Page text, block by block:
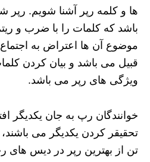
ها و کلمه رپر آشنا شویم.
باشد که کلمات را با ضرب و
موضوع آن ها اعتراض به
قبیل می باشد و بیان کردن
ویژگی های رپر می باشد.
خوانندگان رپ به جان یکدیگر
تن از بهترین رپر در دیس های